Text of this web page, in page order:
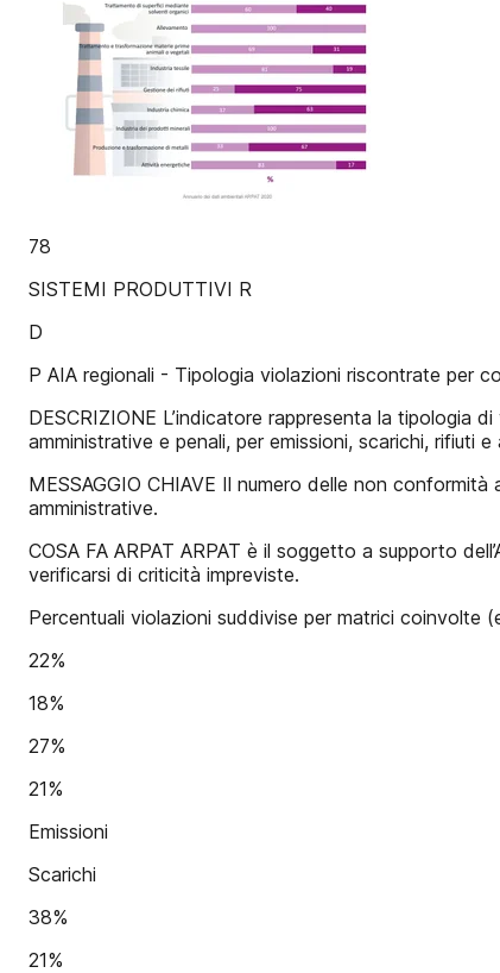
78
SISTEMI PRODUTTIVI R
D
P AIA regionali - Tipologia violazioni riscontrate per
DESCRIZIONE L’indicatore rappresenta la tipologia
amministrative e penali, per emissioni, scarichi, rifiuti e
MESSAGGIO CHIAVE Il numero delle non
amministrative.
COSA FA ARPAT ARPAT è il soggetto a supporto
verificarsi di criticità impreviste.
Percentuali violazioni suddivise per matrici coinvolte
22%
18%
27%
21%
Emissioni
Scarichi
38%
21%